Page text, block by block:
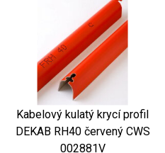
Kabelový kulatý krycí profil
DEKAB RH40 červený CWS
002881V